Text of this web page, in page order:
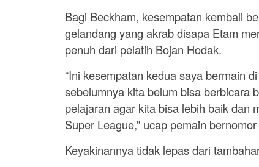
Bagi Beckham, kesempatan kembali
gelandang yang akrab disapa Etam
penuh dari pelatih Bojan Hodak.
“Ini kesempatan kedua saya bermain
sebelumnya kita belum bisa berbicara
pelajaran agar kita bisa lebih baik dan
Super League,” ucap pemain
Keyakinannya tidak lepas dari